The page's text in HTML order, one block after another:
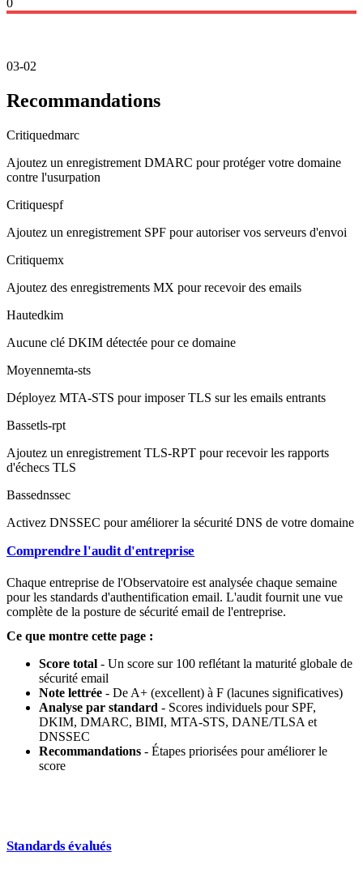
0
03-02
Recommandations
Critiquedmarc
Ajoutez un enregistrement DMARC pour protéger votre domaine
contre l'usurpation
Critiquespf
Ajoutez un enregistrement SPF pour autoriser vos serveurs d'envoi
Critiquemx
Ajoutez des enregistrements MX pour recevoir des emails
Hautedkim
Aucune clé DKIM détectée pour ce domaine
Moyennemta-sts
Déployez MTA-STS pour imposer TLS sur les emails entrants
Bassetls-rpt
Ajoutez un enregistrement TLS-RPT pour recevoir les rapports
d'échecs TLS
Bassednssec
Activez DNSSEC pour améliorer la sécurité DNS de votre domaine
Comprendre l'audit d'entreprise
Chaque entreprise de l'Observatoire est analysée chaque semaine
pour les standards d'authentification email. L'audit fournit une vue
complète de la posture de sécurité email de l'entreprise.
Ce que montre cette page :
Score total - Un score sur 100 reflétant la maturité globale de
sécurité email
Note lettrée - De A+ (excellent) à F (lacunes significatives)
Analyse par standard - Scores individuels pour SPF,
DKIM, DMARC, BIMI, MTA-STS, DANE/TLSA et
DNSSEC
Recommandations - Étapes priorisées pour améliorer le
score
Standards évalués